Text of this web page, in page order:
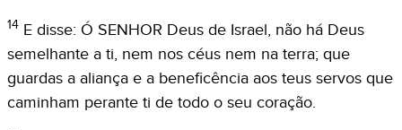
14 E disse: Ó SENHOR Deus de Israel, não há Deus
semelhante a ti, nem nos céus nem na terra; que
guardas a aliança e a beneficência aos teus servos que
caminham perante ti de todo o seu coração.